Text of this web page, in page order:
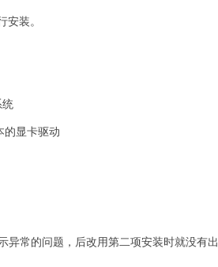
装。
统
的显卡驱动
异常的问题，后改用第二项安装时就没有出